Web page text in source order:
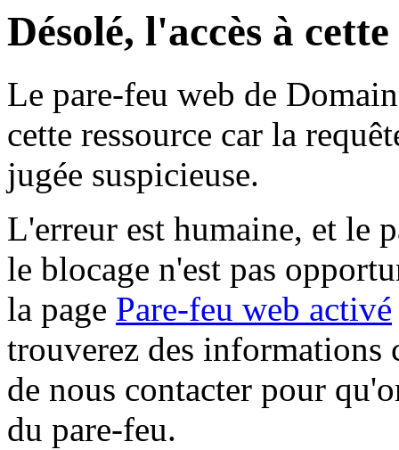
Désolé, l'accès à
Le pare-feu web de
cette ressource car la
jugée suspicieuse.
L'erreur est humaine, et le
le blocage n'est pas
la page Pare-feu web activé
trouverez des informations
de nous contacter pour
du pare-feu.